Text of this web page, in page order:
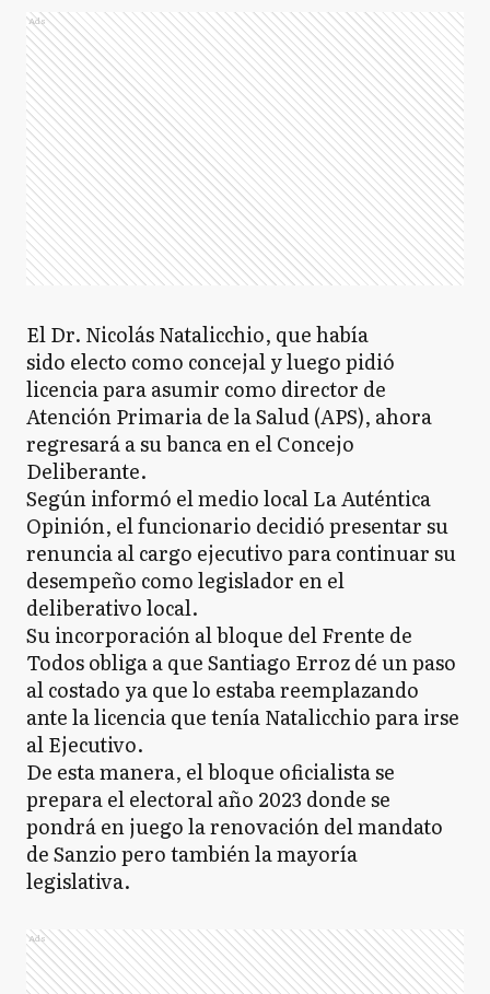
Ads
El Dr. Nicolás Natalicchio, que había
sido electo como concejal y luego pidió
licencia para asumir como director de
Atención Primaria de la Salud (APS), ahora
regresará a su banca en el Concejo
Deliberante.
Según informó el medio local La Auténtica
Opinión, el funcionario decidió presentar su
renuncia al cargo ejecutivo para continuar su
desempeño como legislador en el
deliberativo local.
Su incorporación al bloque del Frente de
Todos obliga a que Santiago Erroz dé un paso
al costado ya que lo estaba reemplazando
ante la licencia que tenía Natalicchio para irse
al Ejecutivo.
De esta manera, el bloque oficialista se
prepara el electoral año 2023 donde se
pondrá en juego la renovación del mandato
de Sanzio pero también la mayoría
legislativa.
Ads